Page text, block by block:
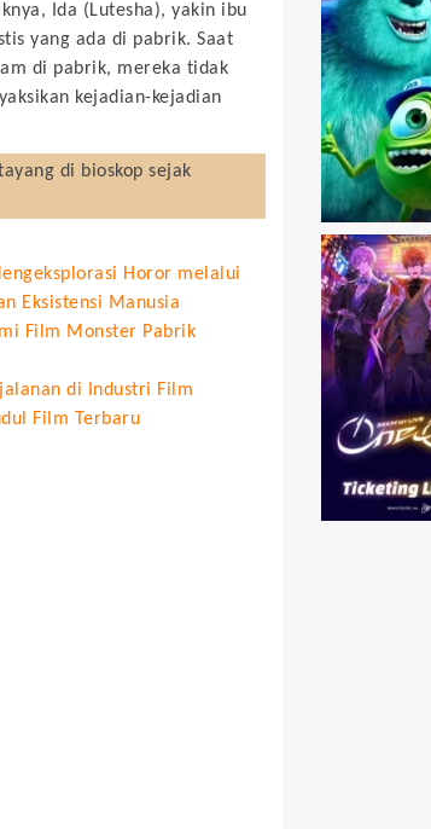
Ida (Lutesha), yakin ibu
yang ada di pabrik. Saat
di pabrik, mereka tidak
kejadian-kejadian
di bioskop sejak
Horor melalui
Eksistensi Manusia
Film Monster Pabrik
di Industri Film
Film Terbaru